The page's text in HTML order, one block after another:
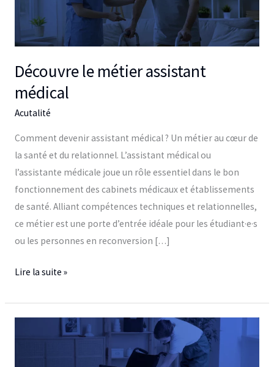
Découvre le métier assistant
médical
Acutalité
Comment devenir assistant médical ? Un métier au cœur de
la santé et du relationnel. L’assistant médical ou
l’assistante médicale joue un rôle essentiel dans le bon
fonctionnement des cabinets médicaux et établissements
de santé. Alliant compétences techniques et relationnelles,
ce métier est une porte d’entrée idéale pour les étudiant·e·s
ou les personnes en reconversion […]
médical
Lire la suite »